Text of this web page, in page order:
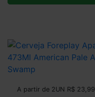
A partir de 2UN R$ 23,99